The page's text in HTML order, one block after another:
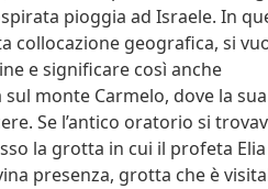
pioggia ad Israele. In
collocazione geografica, si
e significare così anche
monte Carmelo, dove la sua
Se l’antico oratorio si
la grotta in cui il profeta
presenza, grotta che è